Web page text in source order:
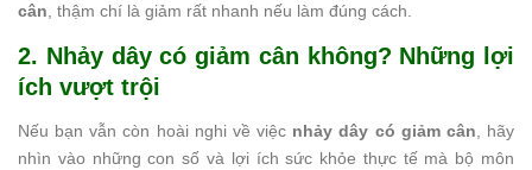
cân , thậm chí là giảm rất nhanh nếu làm đúng cách.
2. Nhảy dây có giảm cân không? Những lợi
ích vượt trội
Nếu bạn vẫn còn hoài nghi về việc nhảy dây có giảm cân, hãy
nhìn vào những con số và lợi ích sức khỏe thực tế mà bộ môn